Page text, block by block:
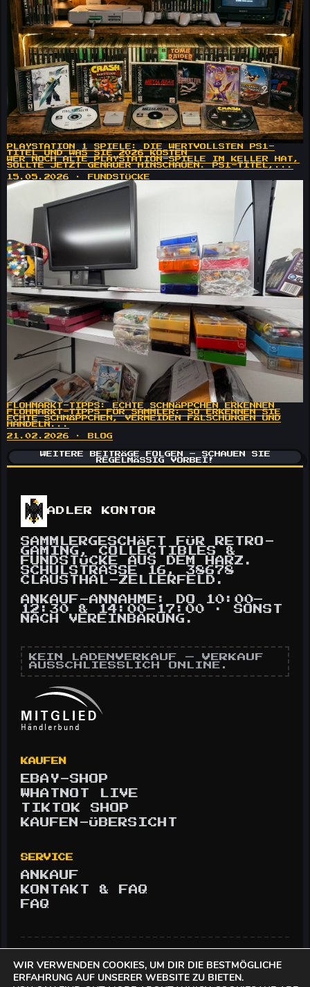
PLAYSTATION 1 SPIELE: DIE WERTVOLLSTEN PS1-
TITEL UND WAS SIE 2026 KOSTEN
WER NOCH ALTE PLAYSTATION-SPIELE IM KELLER HAT,
SOLLTE JETZT GENAUER HINSCHAUEN. PS1-TITEL,...
15.05.2026 · FUNDSTÜCKE
FLOHMARKT-TIPPS: ECHTE SCHNÄPPCHEN ERKENNEN
FLOHMARKT-TIPPS FÜR SAMMLER: SO ERKENNEN SIE
ECHTE SCHNÄPPCHEN, VERMEIDEN FÄLSCHUNGEN UND
HANDELN...
21.02.2026 · BLOG
WEITERE BEITRÄGE FOLGEN – SCHAUEN SIE
REGELMÄSSIG VORBEI!
ADLER KONTOR
SAMMLERGESCHÄFT FÜR RETRO-
GAMING, COLLECTIBLES &
FUNDSTÜCKE AUS DEM HARZ.
SCHULSTRASSE 16, 38678 C
LAUSTHAL-ZELLERFELD.
ANKAUF-ANNAHME: DO 10:00–
12:30 & 14:00–17:00 · SONST
NACH VEREINBARUNG.
KEIN LADENVERKAUF — VERKAUF
AUSSCHLIESSLICH ONLINE.
KAUFEN
EBAY-SHOP
WHATNOT LIVE
TIKTOK SHOP
KAUFEN-ÜBERSICHT
SERVICE
ANKAUF
KONTAKT & FAQ
FAQ
AGBWIDERRUFSBELEHRUNG
ZAHLUNG & VERSAND
WIR VERWENDEN COOKIES, UM DIR DIE BESTMÖGLICHE
ERFAHRUNG AUF UNSERER WEBSITE ZU BIETEN.